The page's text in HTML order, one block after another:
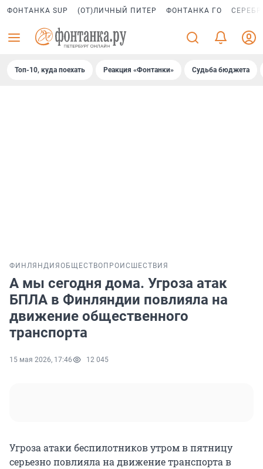
ФОНТАНКА SUP (ОТ)ЛИЧНЫЙ ПИТЕР ФОНТАНКА ГО
Топ-10, куда поехать Реакция «Фонтанки» Судьба бюджета
ФИНЛЯНДИЯ ОБЩЕСТВО ПРОИСШЕСТВИЯ
А мы сегодня дома. Угроза атак
БПЛА в Финляндии повлияла на
движение общественного
транспорта
15 мая 2026, 17:46 12 045
Угроза атаки беспилотников утром в пятницу
серьезно повлияла на движение транспорта в